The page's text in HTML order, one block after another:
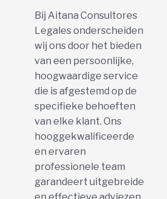
Bij Aitana Consultores
Legales onderscheiden
wij ons door het bieden
van een persoonlijke,
hoogwaardige service
die is afgestemd op de
specifieke behoeften
van elke klant. Ons
hooggekwalificeerde
en ervaren
professionele team
garandeert uitgebreide